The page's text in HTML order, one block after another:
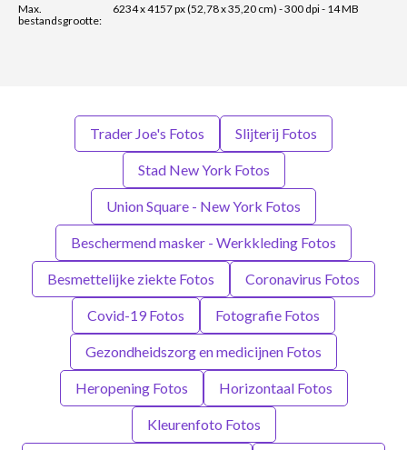
Max.
bestandsgrootte:
6234 x 4157 px (52,78 x 35,20 cm) - 300 dpi - 14 MB
Trader Joe's Fotos Slijterij Fotos
Stad New York Fotos
Union Square - New York Fotos
Beschermend masker - Werkkleding Fotos
Besmettelijke ziekte Fotos Coronavirus Fotos
Covid-19 Fotos Fotografie Fotos
Gezondheidszorg en medicijnen Fotos
Heropening Fotos Horizontaal Fotos
Kleurenfoto Fotos